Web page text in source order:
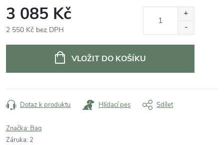
3 085 Kč
2 550 Kč bez DPH
VLOŽIT DO KOŠÍKU
Dotaz k produktu Hlídací pes Sdílet
Značka: Baq
Záruka: 2